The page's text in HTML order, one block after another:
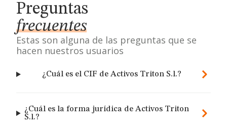
Preguntas
frecuentes
Estas son alguna de las preguntas que se
hacen nuestros usuarios
¿Cuál es el CIF de Activos Triton S.l.?
¿Cuál es la forma jurídica de Activos Triton
S.l.?